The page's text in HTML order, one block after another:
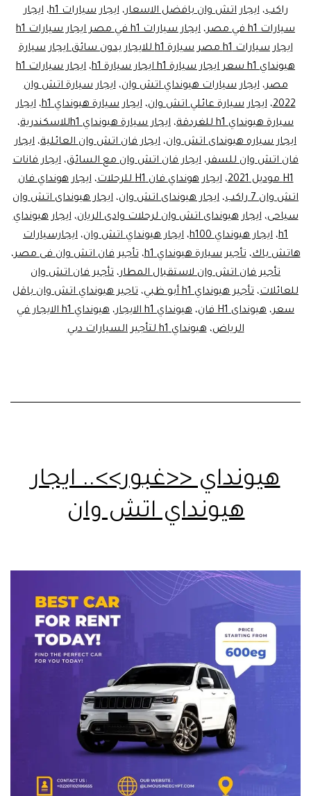
راكب،ايجار اتش وان بافضل الاسعار،ايجار سيارات h1 ،ايجار
سيارات h1 في مصر
،
ايجار سيارات h1 في مصر ايجار سيارات h1
ايجار سيارات h1 مصر سيارة h1 للايجار بدون سائق ايجار سيارة
هيونداي h1 سعر ايجار سيارة h1 ايجار سيارة h1
،
ايجار سيارات h1
مصر،ايجار سيارات هيونداي اتش وان،ايجار سيارة اتش وان
2022،ايجار سيارة عائلي اتش وان،ايجار سيارة هيونداي h1 ،ايجار
سيارة هيونداي h1 للغردقة
، ايجار سيارة هيونداي h1للاسكندرية
،
ايجار سياره هيونداى اتش وان، ايجار فان اتش وان العائلية، ايجار
فان اتش وان للسفر، ايجار فان اتش وان مع السائق، ايجار فانات
H1 موديل 2021
،ايجار هونداي فان H1 للرحلات ،ايجار هونداي فان
اتش وان 7 راكب
، ايجار هيونداى اتش وان، ايجار هيونداى اتش وان
سياحى،ايجار هيونداى اتش وان لرحلات وادى الريان،ايجار هيونداي
h1، ايجار هيونداي h100 ، ايجار هيونداي اتش وان، ايجارسيارات
هاتش باك،تأجير سيارة هيونداي h1 ،تأجير فان اتش وان فى مصر،
تأجير فان اتش وان لاستقبال المطار، تأجير فان اتش وان
للعائلات، تأجير هيونداي h1 أبو ظبي ، تاجير هيونداي اتش وان باقل
سعر، هيونداى H1 فان ، هيونداي h1 الايجار ،
هيونداي h1 الايجار في
الرياض،هيونداي h1 لتأجير السيارات دبي
هيونداي <<غبور>>.. ايجار
هيونداي اتش وان